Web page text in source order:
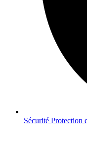
Sécurité Protection